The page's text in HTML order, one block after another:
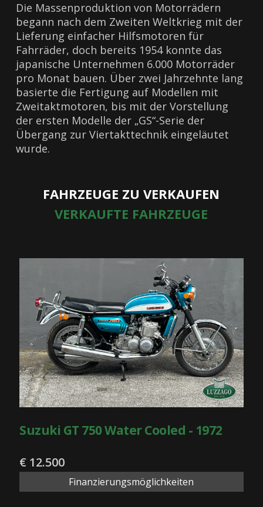
Die Massenproduktion von Motorrädern
begann nach dem Zweiten Weltkrieg mit der
Lieferung einfacher Hilfsmotoren für
Fahrräder, doch bereits 1954 konnte das
japanische Unternehmen 6.000 Motorräder
pro Monat bauen. Über zwei Jahrzehnte lang
basierte die Fertigung auf Modellen mit
Zweitaktmotoren, bis mit der Vorstellung
der ersten Modelle der „GS“-Serie der
Übergang zur Viertakttechnik eingeläutet
wurde.
FAHRZEUGE ZU VERKAUFEN
VERKAUFTE FAHRZEUGE
Suzuki GT 750 Water Cooled - 1972
€ 12.500
Finanzierungsmöglichkeiten